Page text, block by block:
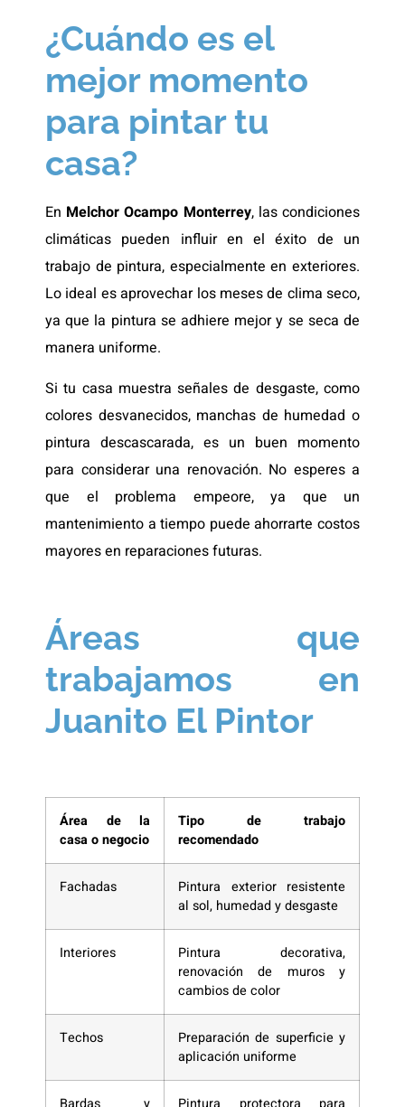
¿Cuándo es el
mejor momento
para pintar tu
casa?
En Melchor Ocampo Monterrey, las condiciones
climáticas pueden influir en el éxito de un
trabajo de pintura, especialmente en exteriores.
Lo ideal es aprovechar los meses de clima seco,
ya que la pintura se adhiere mejor y se seca de
manera uniforme.
Si tu casa muestra señales de desgaste, como
colores desvanecidos, manchas de humedad o
pintura descascarada, es un buen momento
para considerar una renovación. No esperes a
que el problema empeore, ya que un
mantenimiento a tiempo puede ahorrarte costos
mayores en reparaciones futuras.
Áreas que
trabajamos en
Juanito El Pintor
Área de la
casa o negocio
Tipo de trabajo
recomendado
Fachadas
Pintura exterior resistente
al sol, humedad y desgaste
Interiores
Pintura decorativa,
renovación de muros y
cambios de color
Techos
Preparación de superficie y
aplicación uniforme